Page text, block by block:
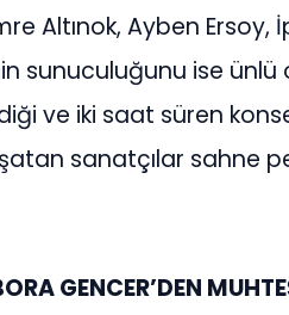
Altınok, Ayben Ersoy,
sunuculuğunu ise
ve iki saat süren
sanatçılar sahne
GENCER’DEN